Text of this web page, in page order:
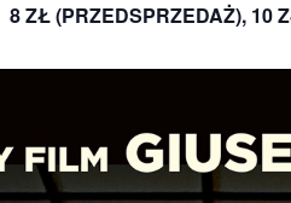
8 ZŁ (PRZEDSPRZEDAŻ), 10